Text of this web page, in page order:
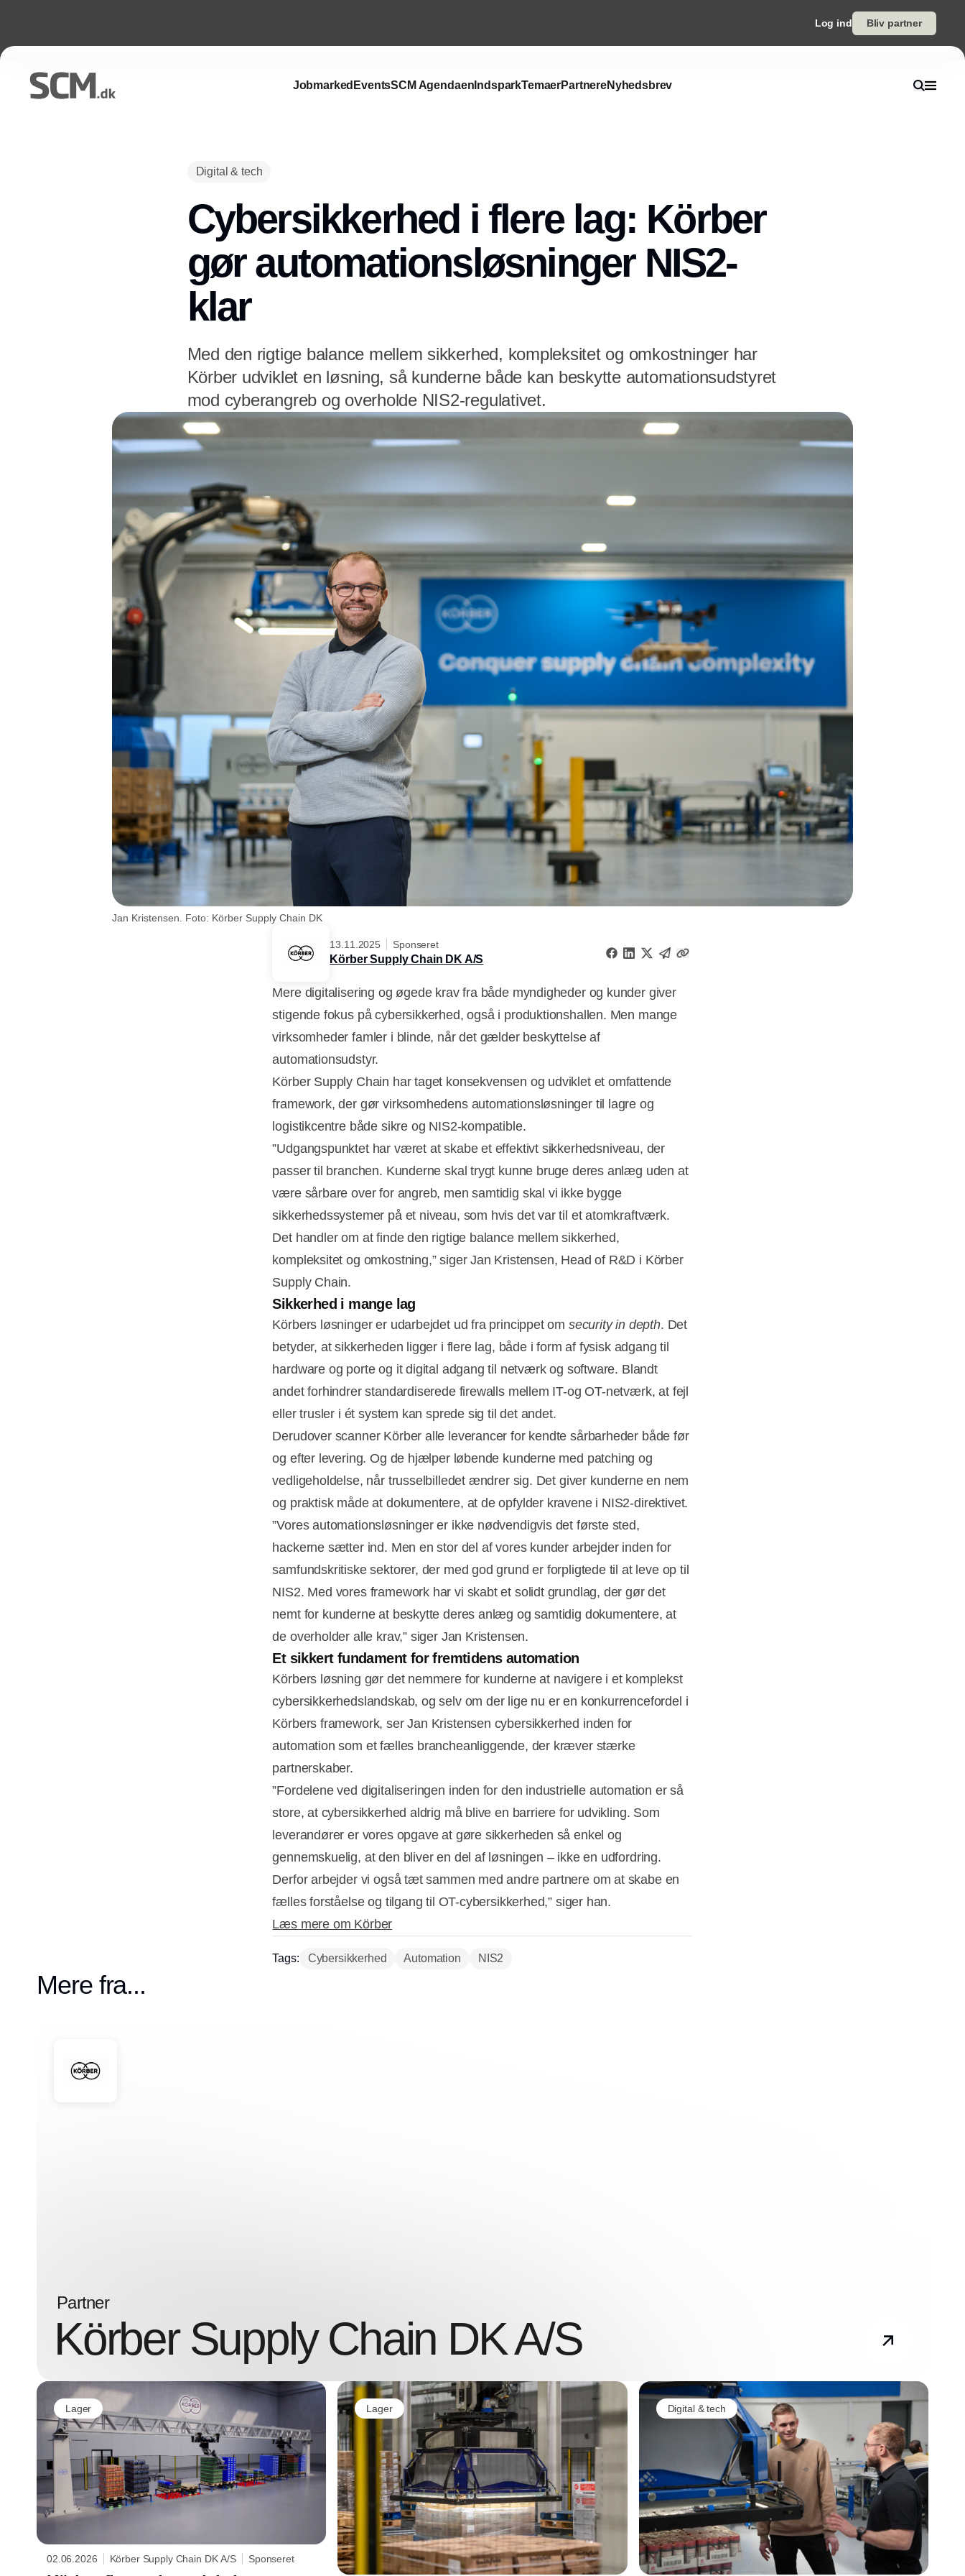
Log ind Bliv partner
Jobmarked EventsSCM Agendaen IndsparkTemaerPartnereNyhedsbrev
Digital & tech
Cybersikkerhed i flere lag: Körber
gør automationsløsninger NIS2-
klar
Med den rigtige balance mellem sikkerhed, kompleksitet og omkostninger har
Körber udviklet en løsning, så kunderne både kan beskytte automationsudstyret
mod cyberangreb og overholde NIS2-regulativet.
Jan Kristensen. Foto: Körber Supply Chain DK
13.11.2025 Sponseret
Körber Supply Chain DK A/S
Mere digitalisering og øgede krav fra både myndigheder og kunder giver
stigende fokus på cybersikkerhed, også i produktionshallen. Men mange
virksomheder famler i blinde, når det gælder beskyttelse af
automationsudstyr.
Körber Supply Chain har taget konsekvensen og udviklet et omfattende
framework, der gør virksomhedens automationsløsninger til lagre og
logistikcentre både sikre og NIS2-kompatible.
”Udgangspunktet har været at skabe et effektivt sikkerhedsniveau, der
passer til branchen. Kunderne skal trygt kunne bruge deres anlæg uden at
være sårbare over for angreb, men samtidig skal vi ikke bygge
sikkerhedssystemer på et niveau, som hvis det var til et atomkraftværk.
Det handler om at finde den rigtige balance mellem sikkerhed,
kompleksitet og omkostning,” siger Jan Kristensen, Head of R&D i Körber
Supply Chain.
Sikkerhed i mange lag
Körbers løsninger er udarbejdet ud fra princippet om security in depth. Det
betyder, at sikkerheden ligger i flere lag, både i form af fysisk adgang til
hardware og porte og it digital adgang til netværk og software. Blandt
andet forhindrer standardiserede firewalls mellem IT-og OT-netværk, at fejl
eller trusler i ét system kan sprede sig til det andet.
Derudover scanner Körber alle leverancer for kendte sårbarheder både før
og efter levering. Og de hjælper løbende kunderne med patching og
vedligeholdelse, når trusselbilledet ændrer sig. Det giver kunderne en nem
og praktisk måde at dokumentere, at de opfylder kravene i NIS2-direktivet.
”Vores automationsløsninger er ikke nødvendigvis det første sted,
hackerne sætter ind. Men en stor del af vores kunder arbejder inden for
samfundskritiske sektorer, der med god grund er forpligtede til at leve op til
NIS2. Med vores framework har vi skabt et solidt grundlag, der gør det
nemt for kunderne at beskytte deres anlæg og samtidig dokumentere, at
de overholder alle krav,” siger Jan Kristensen.
Et sikkert fundament for fremtidens automation
Körbers løsning gør det nemmere for kunderne at navigere i et komplekst
cybersikkerhedslandskab, og selv om der lige nu er en konkurrencefordel i
Körbers framework, ser Jan Kristensen cybersikkerhed inden for
automation som et fælles brancheanliggende, der kræver stærke
partnerskaber.
”Fordelene ved digitaliseringen inden for den industrielle automation er så
store, at cybersikkerhed aldrig må blive en barriere for udvikling. Som
leverandører er vores opgave at gøre sikkerheden så enkel og
gennemskuelig, at den bliver en del af løsningen – ikke en udfordring.
Derfor arbejder vi også tæt sammen med andre partnere om at skabe en
fælles forståelse og tilgang til OT-cybersikkerhed,” siger han.
Læs mere om Körber
Tags: Cybersikkerhed Automation NIS2
Mere fra...
Partner
Körber Supply Chain DK A/S
Lager
02.06.2026 Körber Supply Chain DK A/S Sponseret
Lager Digital & tech